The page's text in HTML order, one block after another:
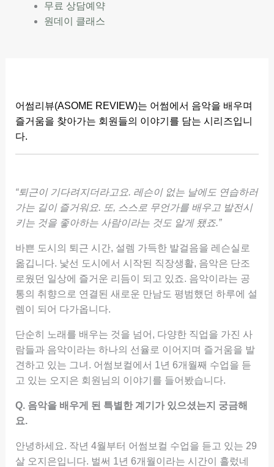
무료 상담예약
원데이 클래스
어썸리뷰(ASOME REVIEW)는 어썸에서 음악을 배우며
즐거움을 찾아가는 회원들의 이야기를 담는 시리즈입니
다.
“퇴근이 기다려지더라고요. 레슨이 없는 날에도 연습하러
가는 길이 즐거워요. 또, 스스로 무언가를 배우고 발전시
키는 것을 좋아하는 사람이라는 것도 알게 됐죠.”
바쁜 도시의 퇴근 시간, 설렘 가득한 발걸음을 레슨실로
옮깁니다. 낯선 도시에서 시작된 직장생활, 음악은 단조
로웠던 일상에 즐거운 리듬이 되고 있죠. 음악이라는 공
통의 취향으로 연결된 새로운 만남도 평범했던 하루에 설
렘이 되어 다가옵니다.
단순히 노래를 배우는 것을 넘어, 다양한 직업을 가진 사
람들과 음악이라는 하나의 선율로 이어지며 즐거움을 발
견하고 있는 그녀. 어썸보컬에서 1년 6개월째 수업을 듣
고 있는 오지은 회원님의 이야기를 들어봤습니다.
Q. 음악을 배우게 된 특별한 계기가 있으셨는지 궁금해
요.
안녕하세요. 작년 4월부터 어썸보컬 수업을 듣고 있는 29
살 오지은입니다. 벌써 1년 6개월이라는 시간이 흘렀네